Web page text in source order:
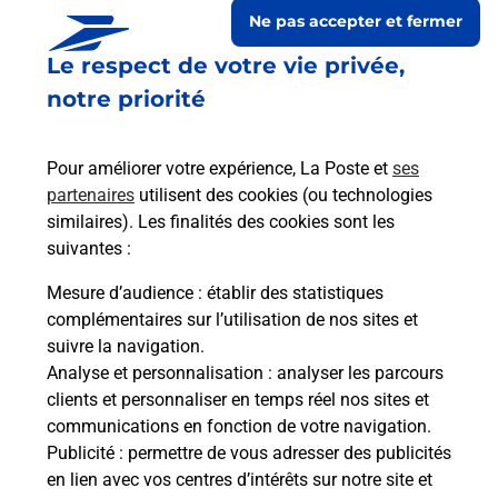
Le respect de votre vie privée,
notre priorité
Pour améliorer votre expérience, La Poste et ses
partenaires utilisent des cookies (ou technologies
similaires). Les finalités des cookies sont les
suivantes :
Mesure d’audience : établir des statistiques
complémentaires sur l’utilisation de nos sites et
suivre la navigation.
Analyse et personnalisation : analyser les parcours
clients et personnaliser en temps réel nos sites et
communications en fonction de votre navigation.
Publicité : permettre de vous adresser des publicités
en lien avec vos centres d’intérêts sur notre site et
Ne pas accepter et fermer
Prochaine collecte du courrierlundià 08h30
Place De La Mairie
51400 Les Petites Loges
Itinéraire
Le lien s'ouvre dans un nouvel onglet